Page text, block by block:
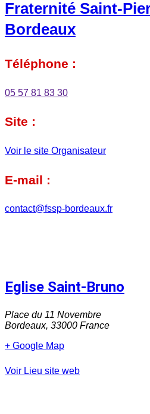
Fraternité Saint-
Bordeaux
Téléphone :
05 57 81 83 30
Site :
Voir le site Organisateur
E-mail :
contact@fssp-bordeaux.fr
Eglise Saint-Bruno
Place du 11 Novembre
Bordeaux, 33000 France
+ Google Map
Voir Lieu site web